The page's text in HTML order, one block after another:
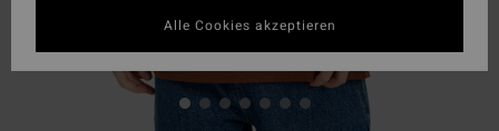
Alle Cookies akzeptieren